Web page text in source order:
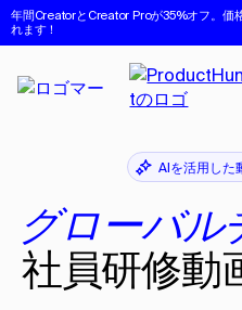
年間CreatorとCreator Proが35%オフ。価
れます！
AIを活用した
グローバ
社員研修動